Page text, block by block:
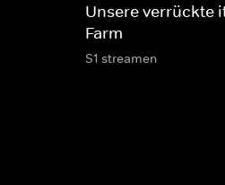
Unsere verrückte
Farm
S1 streamen